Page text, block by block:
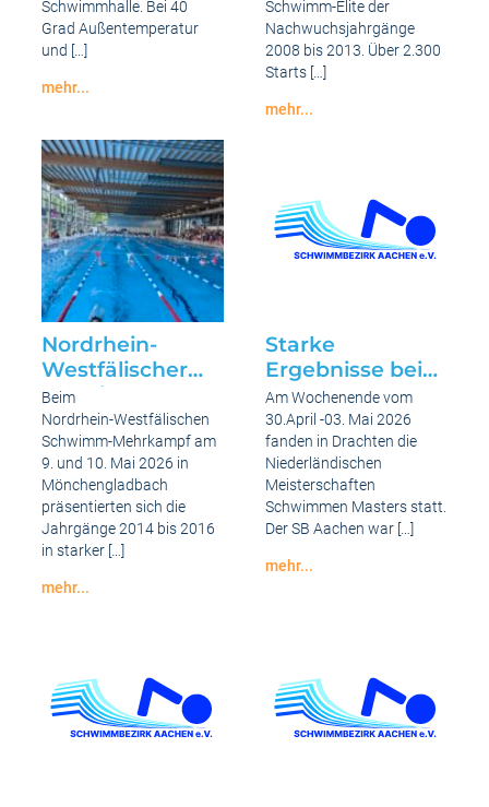
und 27.06.2026
Schwimmhalle. Bei 40
Grad Außentemperatur
und […]
mehr...
Heißer
–
am
Heißesten
–
Top
Ergebnisse
bei
der
BZM
„Lange
Bahn“
in
Düren
am
26.06.
und
27.06.2026
männlich am 16.
& 17.05.2026 in
Dortmund
Schwimm-Elite der
Nachwuchsjahrgänge
2008 bis 2013. Über 2.300
Starts […]
mehr...
2008
bis
2013
weiblich
&
17.05.2026
in
Dortmund
Nordrhein-
Westfälischer
Schwimm-
Mehrkampfder
Jahrgänge 2014
bis 2016 weiblich
und
männlicham 09.
– 10. Mai 2026 in
Beim
Nordrhein‑Westfälischen
Schwimm‑Mehrkampf am
9. und 10. Mai 2026 in
Mönchengladbach
präsentierten sich die
Jahrgänge 2014 bis 2016
in starker […]
mehr...
2014
bis
2016
weiblich
Starke
Ergebnisse bei
den
Niederländischen
Meisterschaften
in Drachten 2026
Am Wochenende vom
30.April -03. Mai 2026
fanden in Drachten die
Niederländischen
Meisterschaften
Schwimmen Masters statt.
Der SB Aachen war […]
mehr...
Drachten
2026